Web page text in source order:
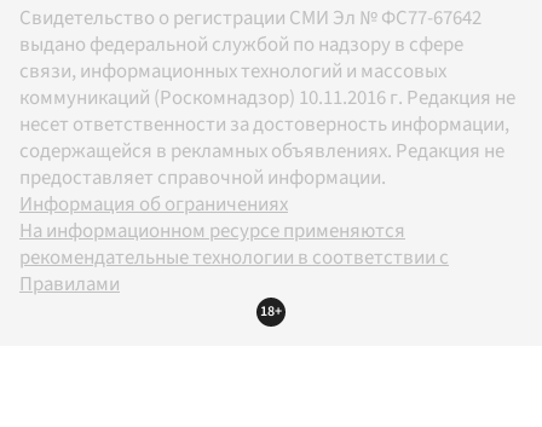
Свидетельство о регистрации СМИ Эл № ФС77-67642
выдано федеральной службой по надзору в сфере
связи, информационных технологий и массовых
коммуникаций (Роскомнадзор) 10.11.2016 г. Редакция не
несет ответственности за достоверность информации,
содержащейся в рекламных объявлениях. Редакция не
предоставляет справочной информации.
Информация об ограничениях
На информационном ресурсе применяются
рекомендательные технологии в соответствии с
Правилами
18+